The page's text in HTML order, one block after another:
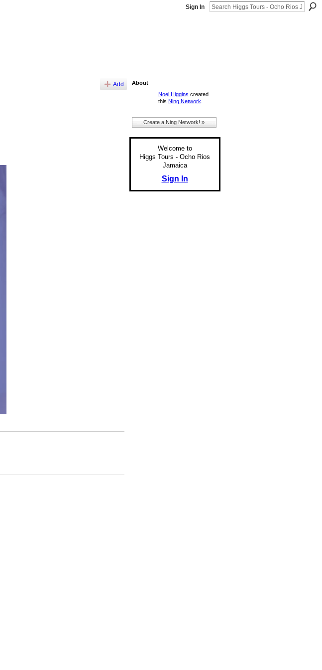
Sign In
Add
About
Noel Higgins created
this Ning Network
Create a Ning Network! »
Welcome to
Higgs Tours - Ocho Rios
Jamaica
Sign In